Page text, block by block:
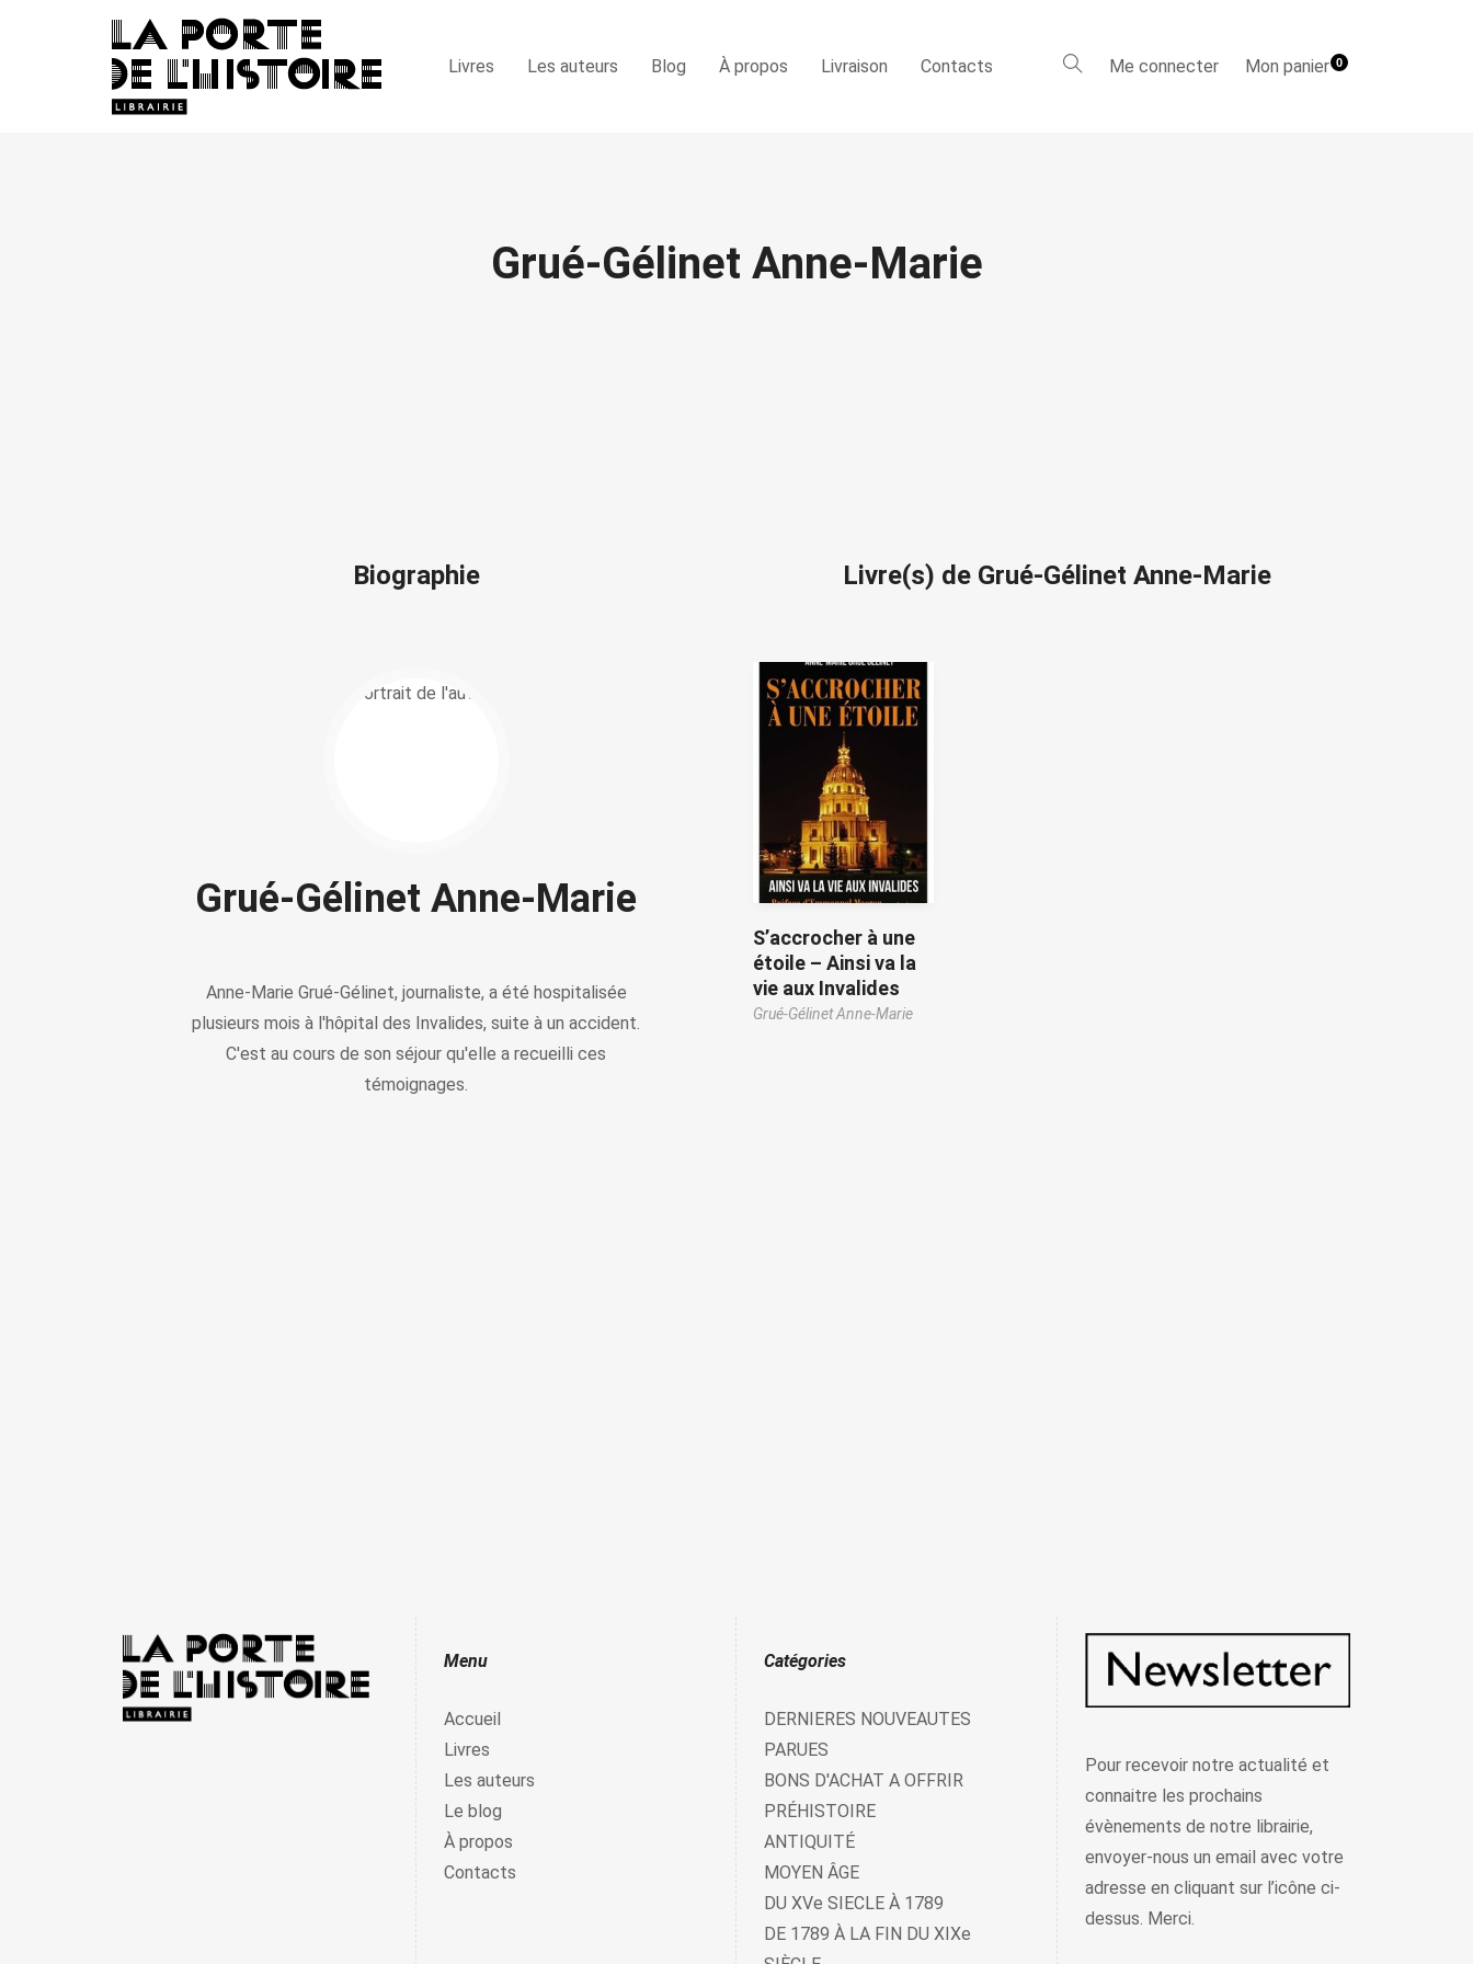
Livres Les auteurs Blog À propos Livraison Contacts Me connecter Mon panier0
Grué-Gélinet Anne-Marie
Biographie
Grué-Gélinet Anne-Marie
Anne-Marie Grué-Gélinet, journaliste, a été hospitalisée
plusieurs mois à l'hôpital des Invalides, suite à un accident.
C'est au cours de son séjour qu'elle a recueilli ces
témoignages.
Livre(s) de Grué-Gélinet Anne-Marie
S’accrocher à une
étoile – Ainsi va la
vie aux Invalides
Grué-Gélinet Anne-Marie
Menu
Accueil
Livres
Les auteurs
Le blog
À propos
Contacts
Catégories
DERNIERES NOUVEAUTES
PARUES
BONS D'ACHAT A OFFRIR
PRÉHISTOIRE
ANTIQUITÉ
MOYEN ÂGE
DU XVe SIECLE À 1789
DE 1789 À LA FIN DU XIXe
Pour recevoir notre actualité et
connaitre les prochains
évènements de notre librairie,
envoyer-nous un email avec votre
adresse en cliquant sur l’icône ci-
dessus. Merci.